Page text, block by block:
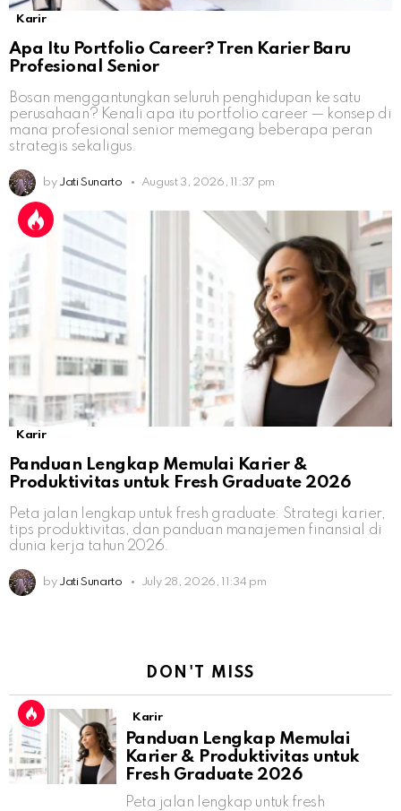
Karir
Apa Itu Portfolio Career? Tren Karier Baru
Profesional Senior
Bosan menggantungkan seluruh penghidupan ke satu
perusahaan? Kenali apa itu portfolio career — konsep di
mana profesional senior memegang beberapa peran
strategis sekaligus.
by Jati Sunarto August 3, 2026, 11:37 pm
Karir
Panduan Lengkap Memulai Karier &
Produktivitas untuk Fresh Graduate 2026
Peta jalan lengkap untuk fresh graduate: Strategi karier,
tips produktivitas, dan panduan manajemen finansial di
dunia kerja tahun 2026.
by Jati Sunarto July 28, 2026, 11:34 pm
DON'T MISS
Karir
Panduan Lengkap Memulai
Karier & Produktivitas untuk
Fresh Graduate 2026
Peta jalan lengkap untuk fresh